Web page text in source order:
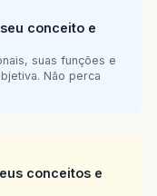
conceito e
suas funções e
Não perca
conceitos e